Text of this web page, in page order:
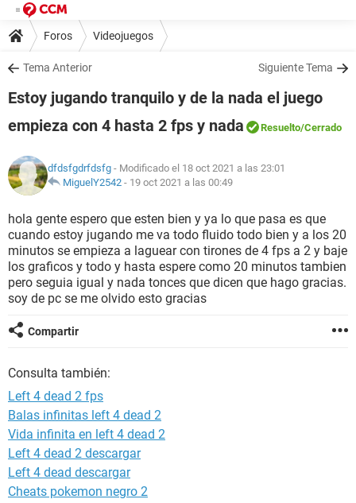
Foros Videojuegos
Tema Anterior Siguiente Tema
Estoy jugando tranquilo y de la nada el juego
empieza con 4 hasta 2 fps y nada
Resuelto/Cerrado
dfdsfgdrfdsfg - Modificado el 18 oct 2021 a las 23:01
MiguelY2542 - 19 oct 2021 a las 00:49
hola gente espero que esten bien y ya lo que pasa es que
cuando estoy jugando me va todo fluido todo bien y a los 20
minutos se empieza a laguear con tirones de 4 fps a 2 y baje
los graficos y todo y hasta espere como 20 minutos tambien
pero seguia igual y nada tonces que dicen que hago gracias.
soy de pc se me olvido esto gracias
Compartir
Consulta también:
Left 4 dead 2 fps
Balas infinitas left 4 dead 2
Vida infinita en left 4 dead 2
Left 4 dead 2 descargar
Left 4 dead descargar
Cheats pokemon negro 2